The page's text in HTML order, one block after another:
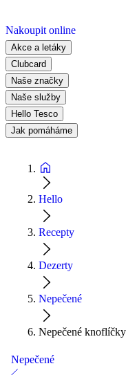
Nakoupit online
Akce a letáky
Clubcard
Naše značky
Naše služby
Hello Tesco
Jak pomáháme
Hello
Recepty
Dezerty
Nepečené
Nepečené knoflíčky
Nepečené